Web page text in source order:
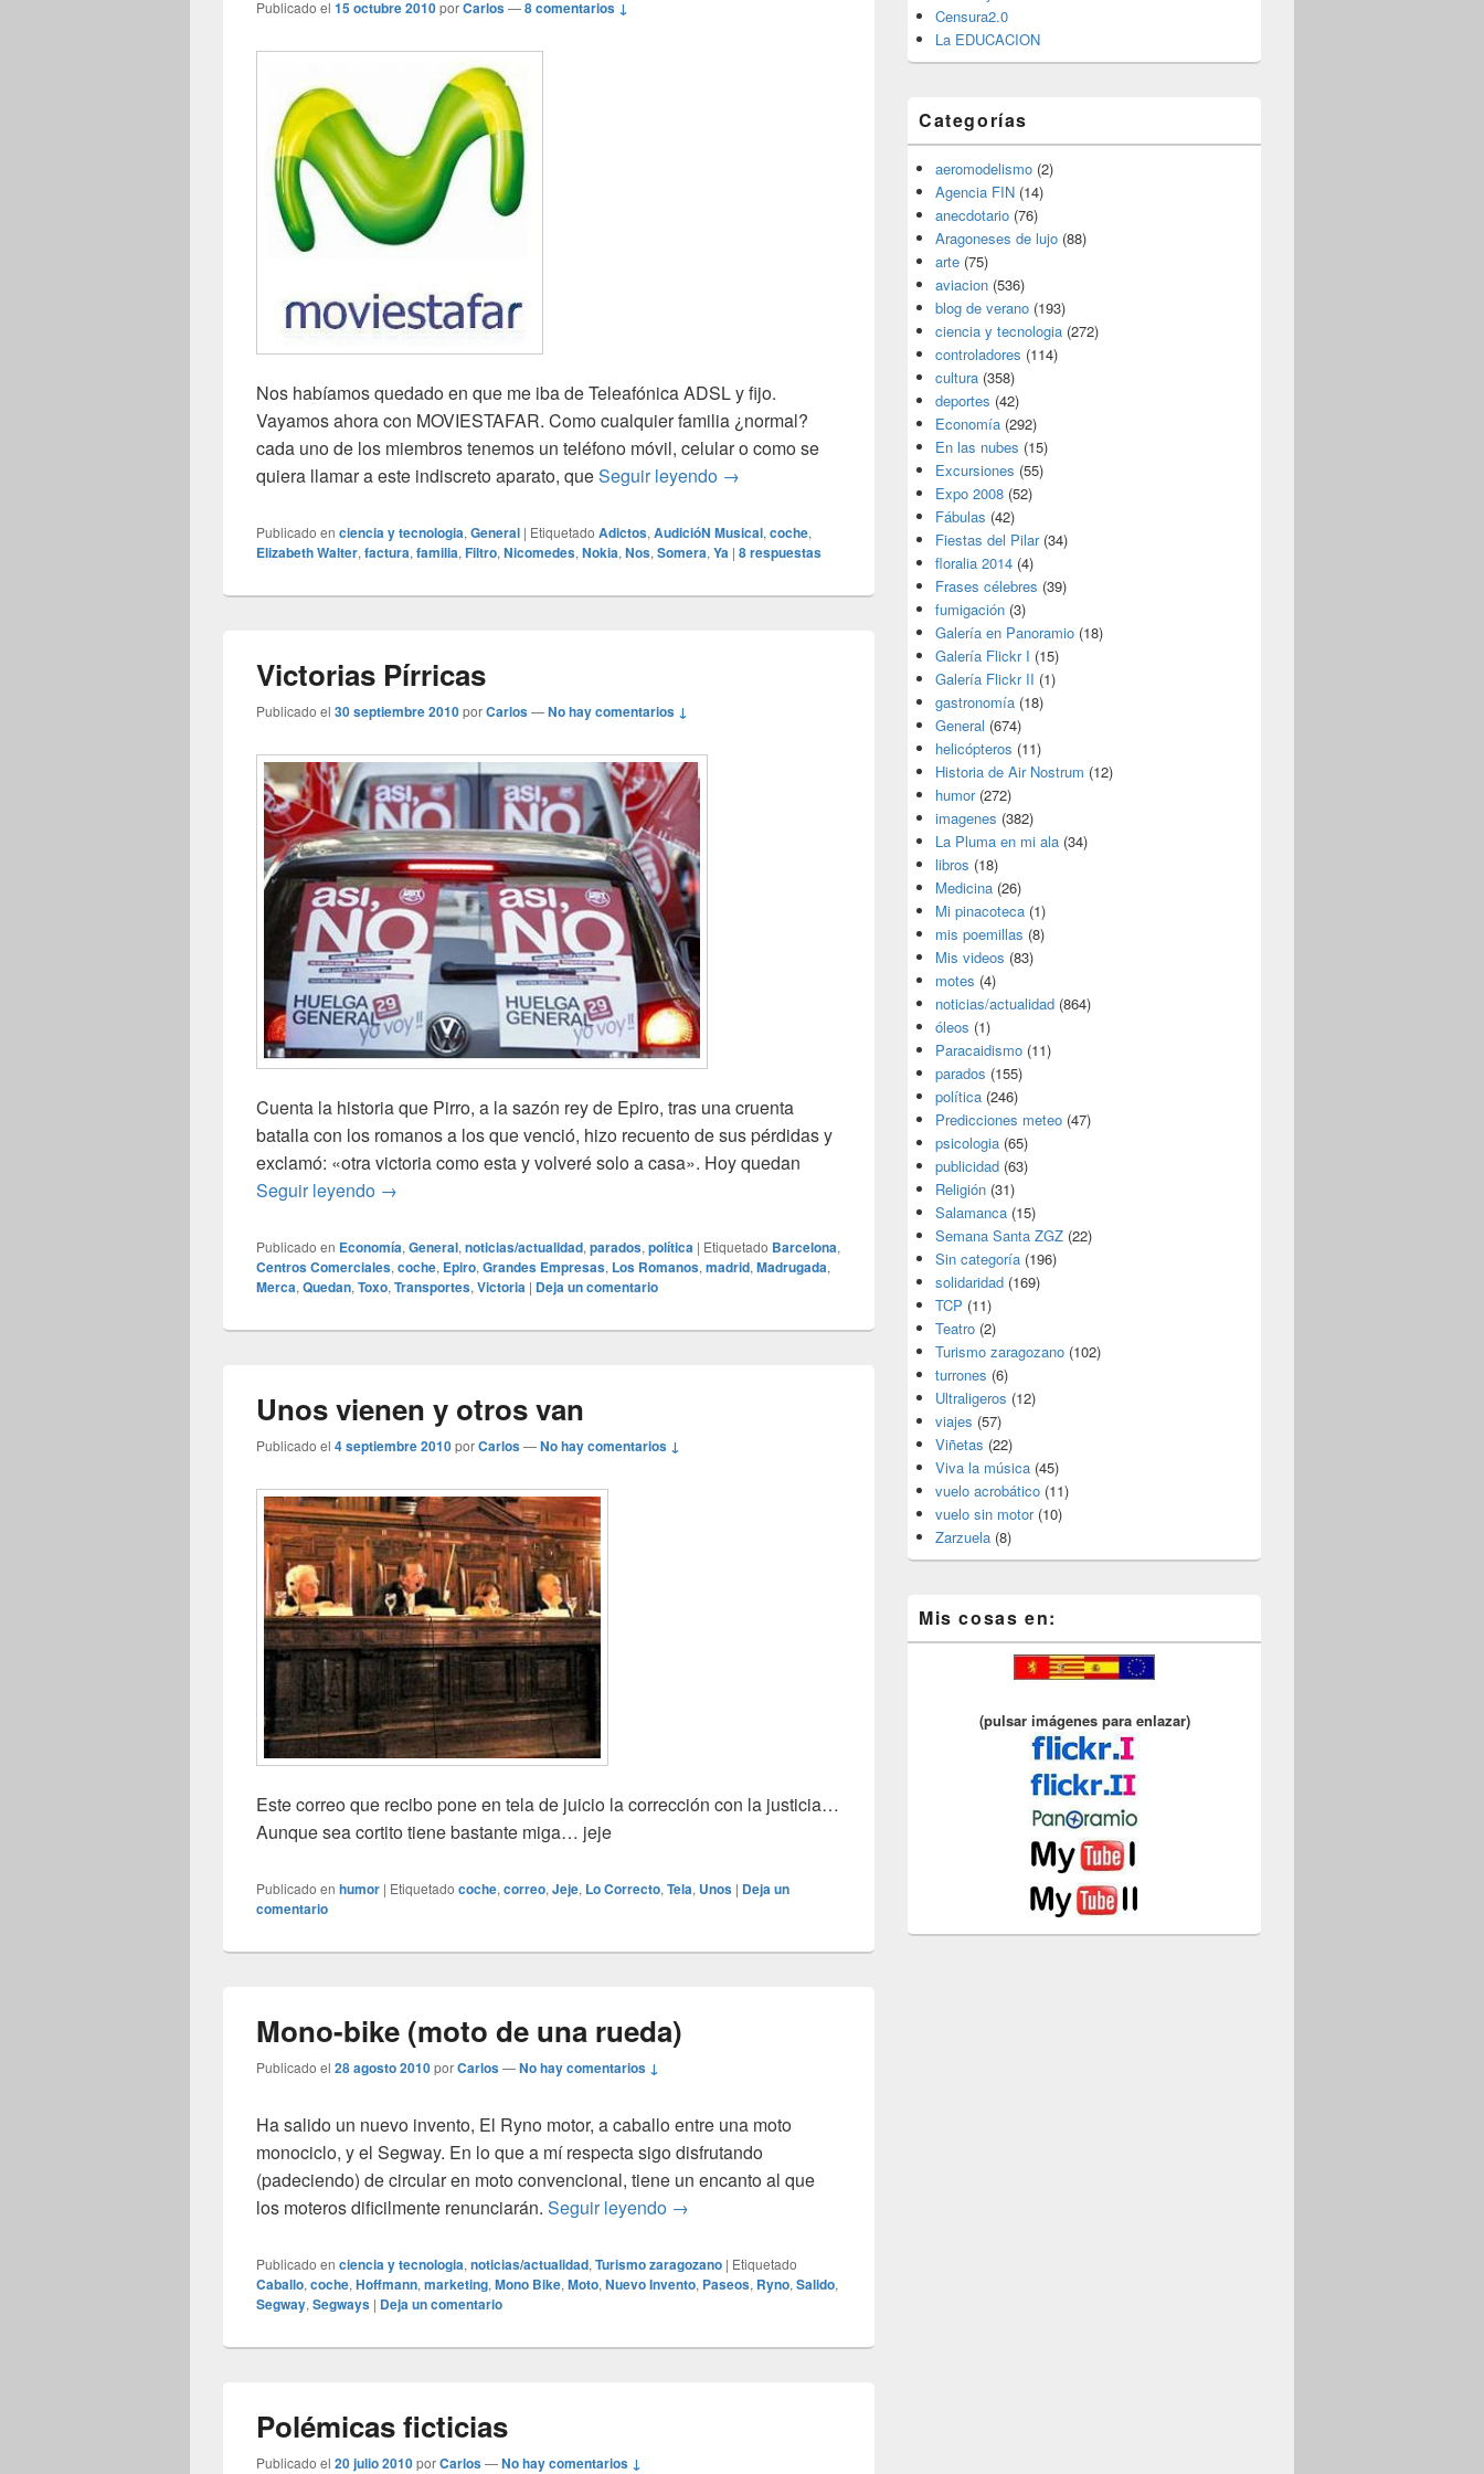
Publicado el 15 octubre 2010porCarlos—8 comentarios ↓
Nos habíamos quedado en que me iba de Teleafónica ADSL y fijo.
Vayamos ahora con MOVIESTAFAR. Como cualquier familia ¿normal?
cada uno de los miembros tenemos un teléfono móvil, celular o como se
quiera llamar a este indiscreto aparato, queSeguir leyendo MOVIESTAFAR
→
Publicado en ciencia y tecnologia, General | Etiquetado Adictos, AudicióN Musical, coche,
Elizabeth Walter, factura, familia, Filtro, Nicomedes, Nokia, Nos, Somera, Ya | 8respuestas
Victorias Pírricas
Publicado el 30 septiembre 2010porCarlos—No hay comentarios ↓
Cuenta la historia que Pirro, a la sazón rey de Epiro, tras una cruenta
batalla con los romanos a los que venció, hizo recuento de sus pérdidas y
exclamó: «otra victoria como esta y volveré solo a casa». Hoy quedan
Seguir leyendo Victorias Pírricas
→
Publicado en Economía, General, noticias/actualidad, parados, política | Etiquetado Barcelona,
Centros Comerciales, coche, Epiro, Grandes Empresas, Los Romanos, madrid, Madrugada,
Merca, Quedan, Toxo, Transportes, Victoria | Deja un comentario
Unos vienen y otros van
Publicado el 4 septiembre 2010porCarlos—No hay comentarios ↓
Este correo que recibo pone en tela de juicio la corrección con la justicia…
Aunque sea cortito tiene bastante miga… jeje
Publicado en humor | Etiquetado coche, correo, Jeje, Lo Correcto, Tela, Unos | Deja un
comentario
Mono-bike (moto de una rueda)
Publicado el 28 agosto 2010porCarlos—No hay comentarios ↓
Ha salido un nuevo invento, El Ryno motor, a caballo entre una moto
monociclo, y el Segway. En lo que a mí respecta sigo disfrutando
(padeciendo) de circular en moto convencional, tiene un encanto al que
los moteros dificilmente renunciarán. Seguir leyendo Mono-bike (moto de una rueda)
→
Publicado en ciencia y tecnologia, noticias/actualidad, Turismo zaragozano | Etiquetado
Caballo, coche, Hoffmann, marketing, Mono Bike, Moto, Nuevo Invento, Paseos, Ryno, Salido,
Segway, Segways | Deja un comentario
Polémicas ficticias
Publicado el 20 julio 2010porCarlos—No hay comentarios ↓
Censura2.0
La EDUCACION
Categorías
aeromodelismo (2)
Agencia FIN (14)
anecdotario (76)
Aragoneses de lujo (88)
arte (75)
aviacion (536)
blog de verano (193)
ciencia y tecnologia (272)
controladores (114)
cultura (358)
deportes (42)
Economía (292)
En las nubes (15)
Excursiones (55)
Expo 2008 (52)
Fábulas (42)
Fiestas del Pilar(34)
floralia 2014 (4)
Frases célebres (39)
fumigación (3)
Galería en Panoramio (18)
Galería Flickr I (15)
Galería Flickr II (1)
gastronomía (18)
General (674)
helicópteros (11)
Historia de Air Nostrum (12)
humor(272)
imagenes (382)
La Pluma en mi ala (34)
libros (18)
Medicina (26)
Mi pinacoteca (1)
mis poemillas (8)
Mis videos (83)
motes (4)
noticias/actualidad (864)
óleos (1)
Paracaidismo (11)
parados (155)
política (246)
Predicciones meteo (47)
psicologia (65)
publicidad (63)
Religión (31)
Salamanca (15)
Semana Santa ZGZ (22)
Sin categoría (196)
solidaridad (169)
TCP (11)
Teatro (2)
Turismo zaragozano (102)
turrones (6)
Ultraligeros (12)
viajes (57)
Viñetas (22)
Viva la música (45)
vuelo acrobático (11)
vuelo sin motor(10)
Zarzuela (8)
Mis cosas en:
(pulsar imágenes para enlazar)